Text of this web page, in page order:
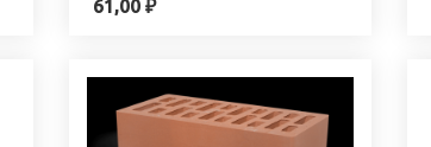
61,00 ₽